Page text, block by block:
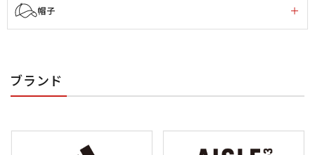
帽子
ブランド